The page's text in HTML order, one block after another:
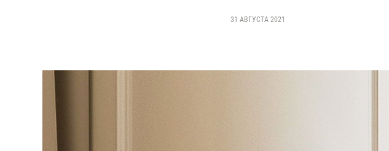
Готовые решения от Treez 146
Алфавитный указатель
31 АВГУСТА 2021